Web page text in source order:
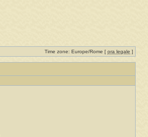
Time zone: Europe/Rome [ ora legale ]